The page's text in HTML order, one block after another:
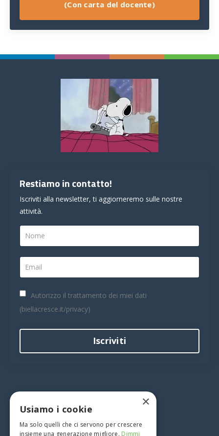
(Con carta del docente)
Restiamo in contatto!
Iscriviti alla newsletter, ti aggiorneremo sulle nostre
attività.
Autorizzo il trattamento dei miei dati
(biellacresce.it/privacy)
Iscriviti
×
Usiamo i cookie
Ma solo quelli che ci servono per crescere
insieme una generazione migliore. Dimmi